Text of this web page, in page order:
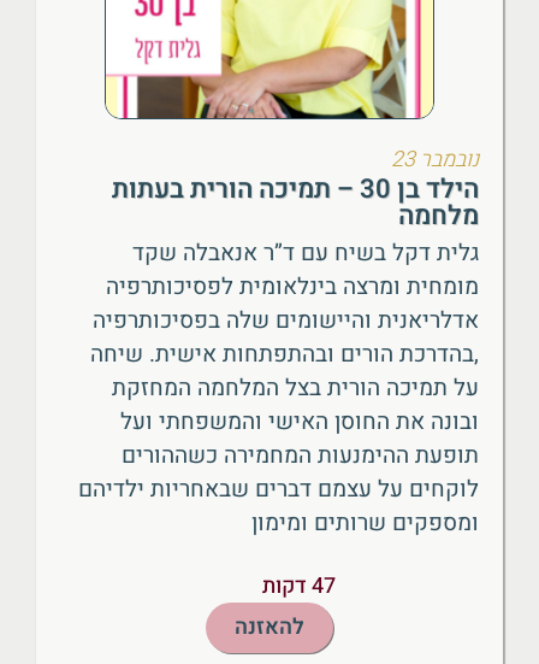
נובמבר 23
הילד בן 30 – תמיכה הורית בעתות
מלחמה
גלית דקל בשיח עם ד”ר אנאבלה שקד
מומחית ומרצה בינלאומית לפסיכותרפיה
אדלריאנית והיישומים שלה בפסיכותרפיה
,בהדרכת הורים ובהתפתחות אישית. שיחה
על תמיכה הורית בצל המלחמה המחזקת
ובונה את החוסן האישי והמשפחתי ועל
תופעת ההימנעות המחמירה כשההורים
לוקחים על עצמם דברים שבאחריות ילדיהם
ומספקים שרותים ומימון
47 דקות
להאזנה